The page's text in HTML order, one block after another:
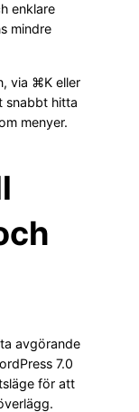
enklare
mindre
via ⌘K eller
snabbt hitta
menyer.
avgörande
7.0
för att